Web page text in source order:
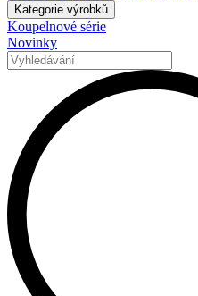
Kategorie výrobků
Koupelnové série
Novinky